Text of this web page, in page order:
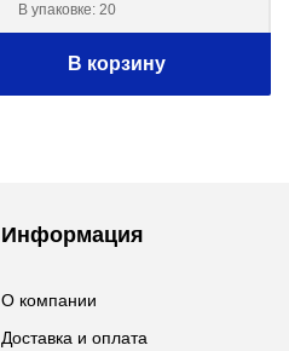
В упаковке: 20
В корзину
Информация
О компании
Доставка и оплата